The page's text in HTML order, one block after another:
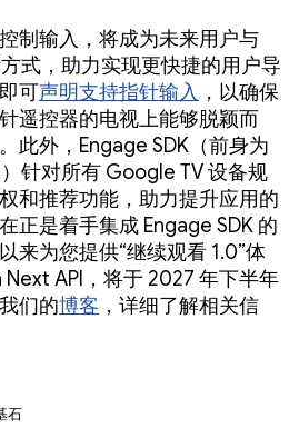
制输入，将成为未来用户与
式，助力实现更快捷的用户导
可声明支持指针输入 ，以确保
遥控器的电视上能够脱颖而
此外，Engage SDK（前身为
针对所有 Google TV 设备规
和推荐功能，助力提升应用的
正是着手集成 Engage SDK 的
来为您提供“继续观看 1.0”体
API，将于 2027 年下半年
们的博客 ，详细了解相关信
石